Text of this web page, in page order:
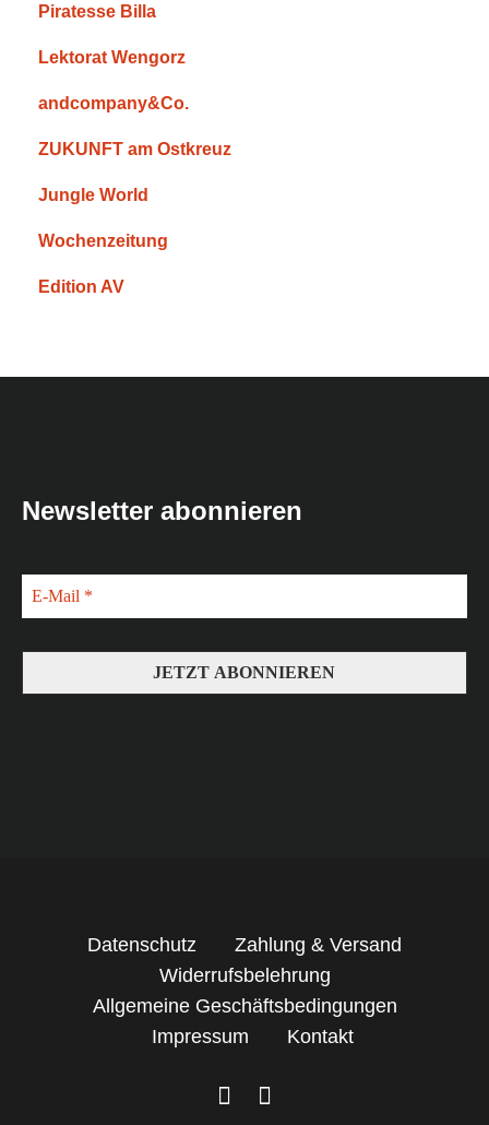
Piratesse Billa
Lektorat Wengorz
andcompany&Co.
ZUKUNFT am Ostkreuz
Jungle World
Wochenzeitung
Edition AV
Newsletter abonnieren
Datenschutz
Zahlung & Versand
Widerrufsbelehrung
Allgemeine Geschäftsbedingungen
Impressum
Kontakt